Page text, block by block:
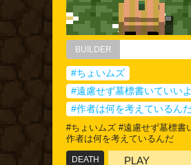
BUILDER
#ちょいムズ
#遠慮せず墓標書いていいよ
#作者は何を考えているん
#ちょいムズ #遠慮せず墓標書
作者は何を考えているんだ
DEATH PLAY